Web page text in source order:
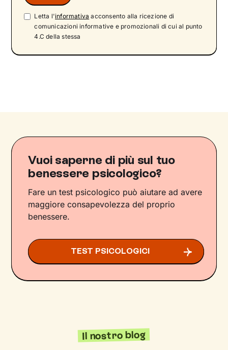
Letta l'informativa acconsento alla ricezione di
comunicazioni informative e promozionali di cui al punto
4.C della stessa
Vuoi saperne di più sul tuo
benessere psicologico?
Fare un test psicologico può aiutare ad avere
maggiore consapevolezza del proprio
benessere.
TEST PSICOLOGICI
Il nostro blog